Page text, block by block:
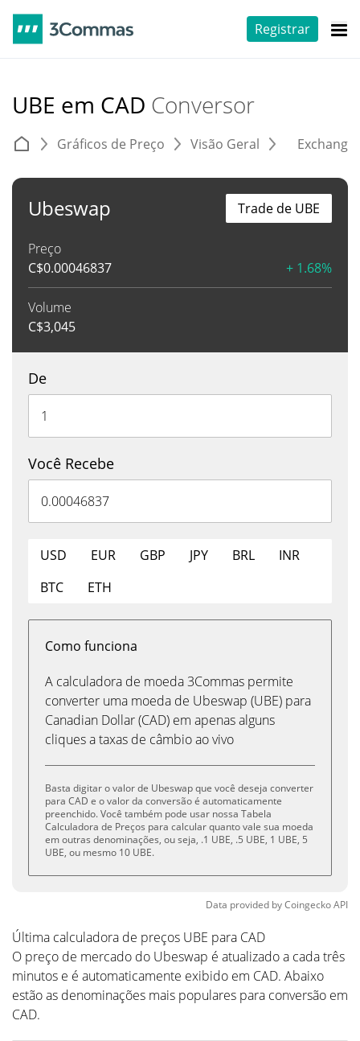
Registrar
UBE em CAD Conversor
Gráficos de Preço Visão Geral
Ubeswap
Preço
C$0.00046837 + 1.68%
Volume
C$3,045
Trade de UBE
De
Você Recebe
USD EUR GBP JPY BRL
INR
BTC
ETH
Como funciona
A calculadora de moeda 3Commas permite
converter uma moeda de Ubeswap (UBE) para
Canadian Dollar (CAD) em apenas alguns
cliques a taxas de câmbio ao vivo
Basta digitar o valor de Ubeswap que você deseja converter
para CAD e o valor da conversão é automaticamente
preenchido. Você também pode usar nossa Tabela
Calculadora de Preços para calcular quanto vale sua moeda
em outras denominações, ou seja, .1 UBE, .5 UBE, 1 UBE, 5
UBE, ou mesmo 10 UBE.
Data provided byCoingeckoAPI
Última calculadora de preços UBE para CAD
O preço de mercado do Ubeswap é atualizado a cada três
minutos e é automaticamente exibido em CAD. Abaixo
estão as denominações mais populares para conversão em
CAD.